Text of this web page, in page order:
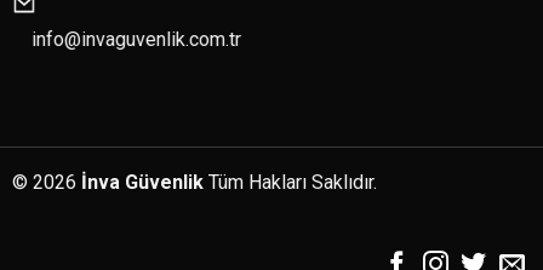
info@invaguvenlik.com.tr
© 2026 İnva GüvenlikTüm Hakları Saklıdır.